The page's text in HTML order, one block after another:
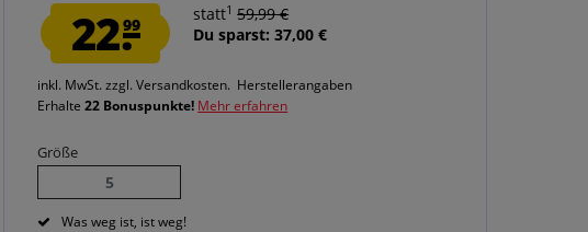
22.99
statt1 59,99 €
Du sparst: 37,00 €
inkl. MwSt.zzgl. Versandkosten. Herstellerangaben
Erhalte22 Bonuspunkte! Mehr erfahren
Größe
5
Was weg ist, ist weg!